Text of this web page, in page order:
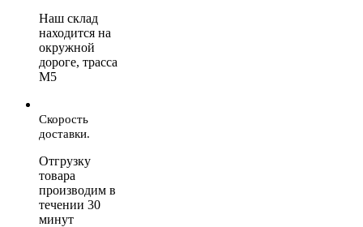
Наш склад
находится на
окружной
дороге, трасса
М5
Скорость
доставки.
Отгрузку
товара
производим в
течении 30
минут